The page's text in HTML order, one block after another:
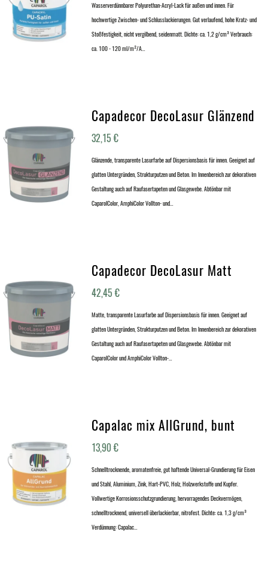
Wasserverdünnbarer Polyurethan-Acryl-Lack für außen und innen. Für
hochwertige Zwischen- und Schlusslackierungen. Gut verlaufend, hohe Kratz- und
Stoßfestigkeit, nicht vergilbend, seidenmatt. Dichte: ca. 1,2 g/cm³ Verbrauch:
ca. 100 - 120 ml/m²/A…
Capadecor DecoLasur Glänzend
32,15€
Glänzende, transparente Lasurfarbe auf Dispersionsbasis für innen. Geeignet auf
glatten Untergründen, Strukturputzen und Beton. Im Innenbereich zur dekorativen
Gestaltung auch auf Raufasertapeten und Glasgewebe. Abtönbar mit
CaparolColor, AmphiColor Vollton- und…
Capadecor DecoLasur Matt
42,45€
Matte, transparente Lasurfarbe auf Dispersionsbasis für innen. Geeignet auf
glatten Untergründen, Strukturputzen und Beton. Im Innenbereich zur dekorativen
Gestaltung auch auf Raufasertapeten und Glasgewebe. Abtönbar mit
CaparolColor und AmphiColor Vollton-…
Capalac mix AllGrund, bunt
13,90€
Schnelltrocknende, aromatenfreie, gut haftende Universal-Grundierung für Eisen
und Stahl, Aluminium, Zink, Hart-PVC, Holz, Holzwerkstoffe und Kupfer.
Vollwertige Korrosionsschutzgrundierung, hervorragendes Deckvermögen,
schnelltrocknend, universell überlackierbar, nitrofest. Dichte: ca. 1,3 g/cm³
Verdünnung: Capalac…